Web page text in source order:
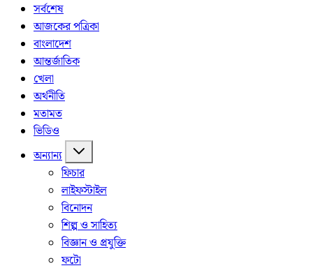
সর্বশেষ
আজকের পত্রিকা
বাংলাদেশ
আন্তর্জাতিক
খেলা
অর্থনীতি
মতামত
ভিডিও
অন্যান্য
ফিচার
লাইফস্টাইল
বিনোদন
শিল্প ও সাহিত্য
বিজ্ঞান ও প্রযুক্তি
ফটো